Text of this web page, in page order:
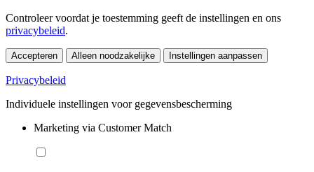
Controleer voordat je toestemming geeft de instellingen en ons
privacybeleid.
Accepteren Alleen noodzakelijke Instellingen aanpassen
Privacybeleid
Individuele instellingen voor gegevensbescherming
Marketing via Customer Match